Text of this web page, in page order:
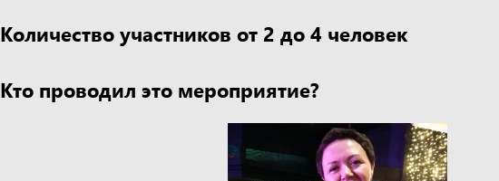
Количество участников от 2 до 4 человек
Кто проводил это мероприятие?